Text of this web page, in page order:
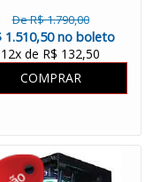
De R$ 1.790,00
1.510,50 no boleto
12x de R$ 132,50
COMPRAR